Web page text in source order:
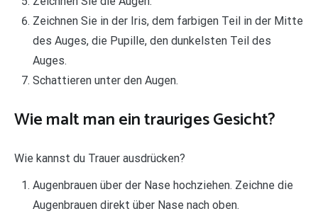
Zeichnen Sie in der Iris, dem farbigen Teil in der Mitte
des Auges, die Pupille, den dunkelsten Teil des
Auges.
Schattieren unter den Augen.
Wie malt man ein trauriges Gesicht?
Wie kannst du Trauer ausdrücken?
Augenbrauen über der Nase hochziehen. Zeichne die
Augenbrauen direkt über Nase nach oben.